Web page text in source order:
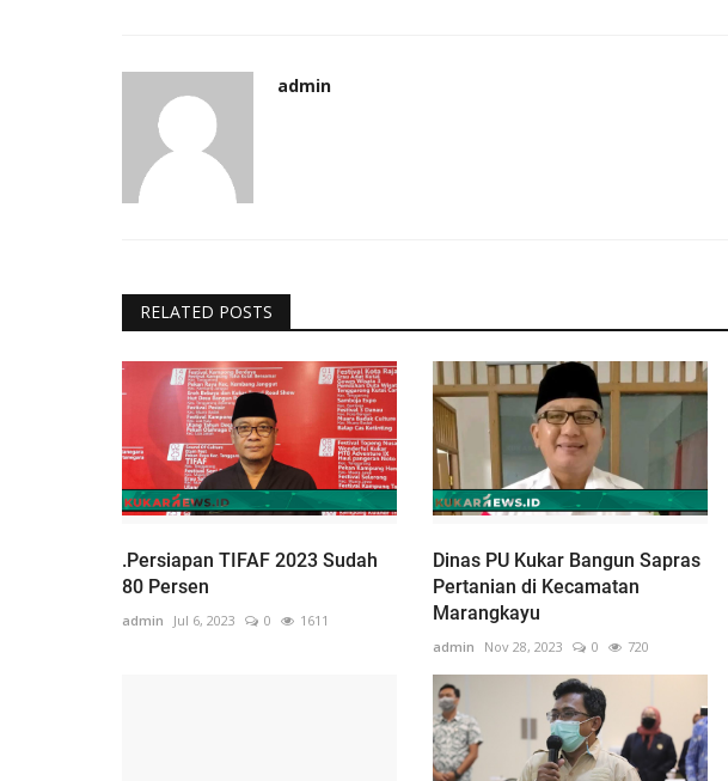
admin
RELATED POSTS
.Persiapan TIFAF 2023 Sudah
80 Persen
admin Jul 6, 2023 0 1611
Dinas PU Kukar Bangun Sapras
Pertanian di Kecamatan
Marangkayu
admin Nov 28, 2023 0 720